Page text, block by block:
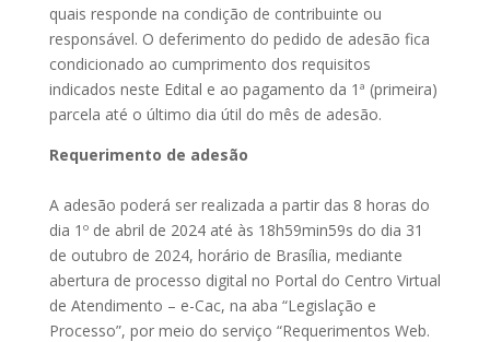
quais responde na condição de contribuinte ou
responsável. O deferimento do pedido de adesão fica
condicionado ao cumprimento dos requisitos
indicados neste Edital e ao pagamento da 1ª (primeira)
parcela até o último dia útil do mês de adesão.
Requerimento de adesão
A adesão poderá ser realizada a partir das 8 horas do
dia 1º de abril de 2024 até às 18h59min59s do dia 31
de outubro de 2024, horário de Brasília, mediante
abertura de processo digital no Portal do Centro Virtual
de Atendimento – e-Cac, na aba “Legislação e
Processo”, por meio do serviço “Requerimentos Web.